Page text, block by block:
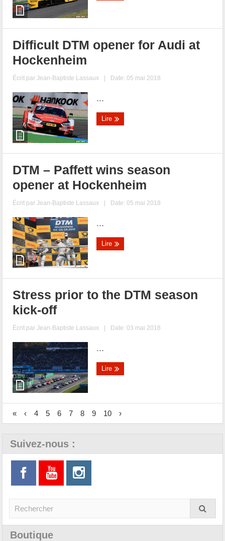
Difficult DTM opener for Audi at
Hockenheim
Écrit parJean-Baptiste Lassaux | Date: 05 mai 2018
...
Lire
DTM – Paffett wins season
opener at Hockenheim
Écrit parJean-Baptiste Lassaux | Date: 05 mai 2018
...
Lire
Stress prior to the DTM season
kick-off
Écrit parJean-Baptiste Lassaux | Date: 03 mai 2018
...
Lire
« ‹ 4 5 6 7 8 9 10 ›
Suivez-nous :
Boutique